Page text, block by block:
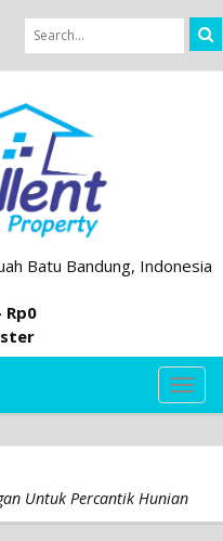
Batu Bandung, Indonesia
Rp0
Untuk Percantik Hunian